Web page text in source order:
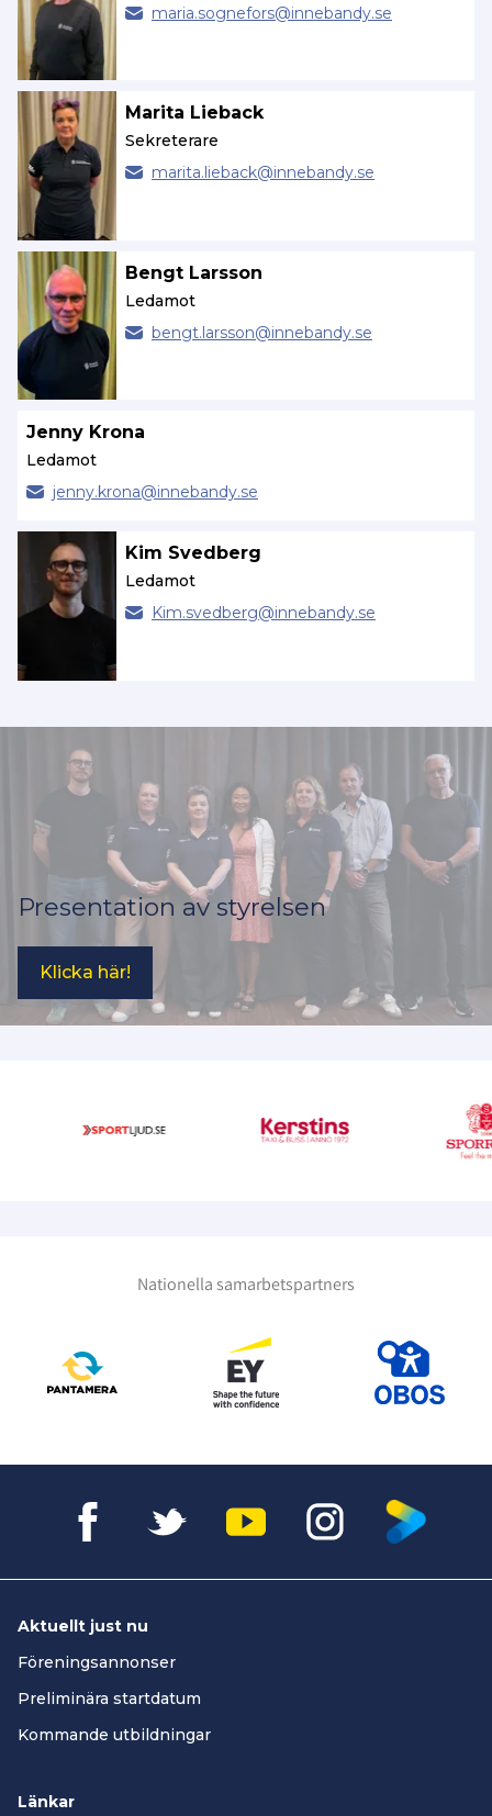
maria.sognefors@innebandy.se
Marita Lieback
Sekreterare
marita.lieback@innebandy.se
Bengt Larsson
Ledamot
bengt.larsson@innebandy.se
Jenny Krona
Ledamot
jenny.krona@innebandy.se
Kim Svedberg
Ledamot
Kim.svedberg@innebandy.se
Presentation av styrelsen
Klicka här!
Nationella samarbetspartners
Aktuellt just nu
Föreningsannonser
Preliminära startdatum
Kommande utbildningar
Länkar